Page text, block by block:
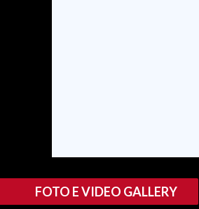
#CARAUNIONE
FOTO E VIDEO GALLERY